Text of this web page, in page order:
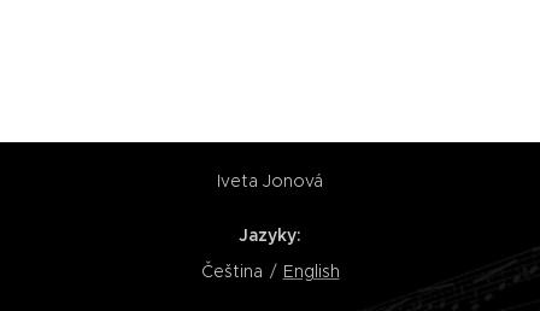
Iveta Jonová
Jazyky
Čeština
English